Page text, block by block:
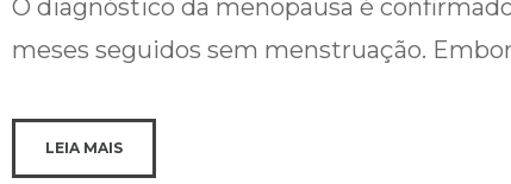
O diagnóstico da menopausa é
meses seguidos sem menstruação.
LEIA MAIS